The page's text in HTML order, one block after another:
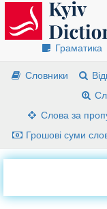
Граматика
Словники
Слова за
Грошові суми